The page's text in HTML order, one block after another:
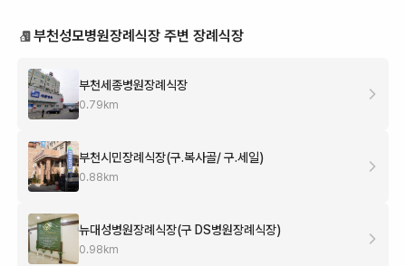
부천성모병원장례식장 주변 장례식장
부천세종병원장례식장
0.79 km
부천시민장례식장(구.복사골/ 구.세일)
0.88 km
뉴대성병원장례식장(구 DS병원장례식장)
0.98 km